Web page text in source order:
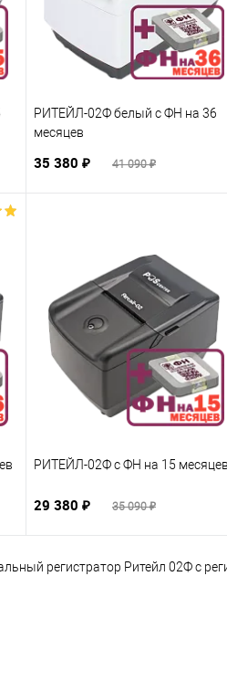
РИТЕЙЛ-02Ф белый с ФН на 36
месяцев
35 380 ₽ 41 090 ₽
РИТЕЙЛ-02Ф с ФН на 15 месяцев
29 380 ₽ 35 090 ₽
регистратор Ритейл 02Ф с